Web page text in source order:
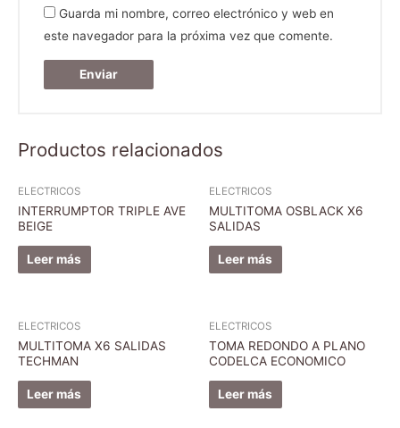
Guarda mi nombre, correo electrónico y web en
este navegador para la próxima vez que comente.
Productos relacionados
ELECTRICOS
INTERRUMPTOR TRIPLE AVE
BEIGE
Leer más
ELECTRICOS
MULTITOMA OSBLACK X6
SALIDAS
Leer más
ELECTRICOS
MULTITOMA X6 SALIDAS
TECHMAN
Leer más
ELECTRICOS
TOMA REDONDO A PLANO
CODELCA ECONOMICO
Leer más